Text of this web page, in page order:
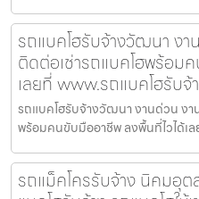
รถแบคโฮรับจ้างวัฒนา งา
ติดต่อเช่ารถแบคโฮพร้อม
เลยที่ www.รถแบคโฮรับจ้
รถแบคโฮรับจ้างวัฒนา งานด่วน งา
พร้อมคนขับมืออาชีพ ลงพื้นที่ไวได้เ
รถแม็คโครรับจ้าง นิคมอุต